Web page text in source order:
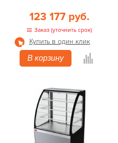
123 177 руб.
Заказ (уточнить срок)
Купить в один клик
В корзину